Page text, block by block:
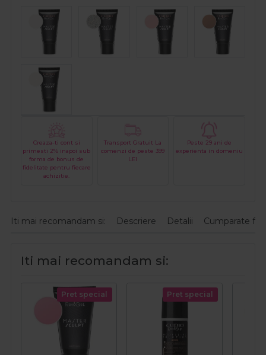
Creaza-ti cont si
primesti 2% inapoi sub
forma de bonus de
fidelitate pentru fiecare
achizitie.
Transport Gratuit La
comenzi de peste 399
LEI
Peste 29 ani de
experienta in domeniu
Iti mai recomandam si: Descriere Detalii Cumparate
Iti mai recomandam si:
Pret special Pret special